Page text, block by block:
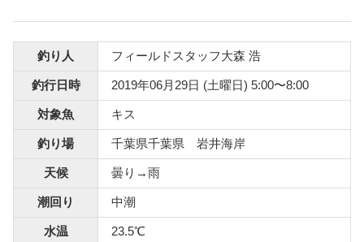
釣り人 フィールドスタッフ大森 浩
釣行日時 2019年06月29日 (土曜日) 5:00〜8:00
対象魚 キス
釣り場 千葉県千葉県 岩井海岸
天候 曇り→雨
潮回り 中潮
水温 23.5℃